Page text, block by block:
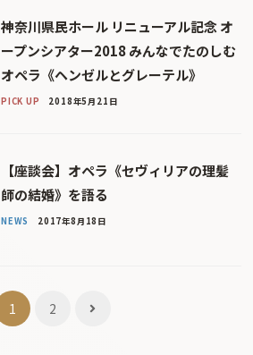
神奈川県民ホール リニューアル記念 オ
ープンシアター2018 みんなでたのしむ
オペラ《ヘンゼルとグレーテル》
PICK UP 2018年5月21日
【座談会】オペラ《セヴィリアの理髪
師の結婚》を語る
NEWS 2017年8月18日
1 2